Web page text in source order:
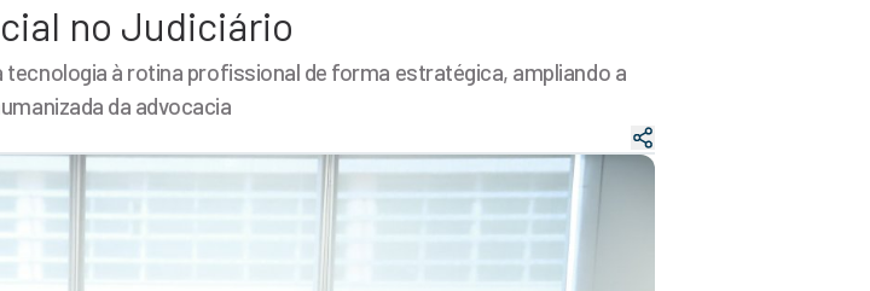
no Judiciário
tecnologia à rotina profissional de forma estratégica, ampliando a
da advocacia